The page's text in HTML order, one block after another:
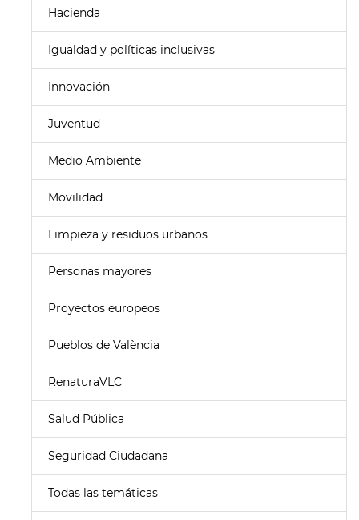
Hacienda
Igualdad y políticas inclusivas
Innovación
Juventud
Medio Ambiente
Movilidad
Limpieza y residuos urbanos
Personas mayores
Proyectos europeos
Pueblos de València
RenaturaVLC
Salud Pública
Seguridad Ciudadana
Todas las temáticas